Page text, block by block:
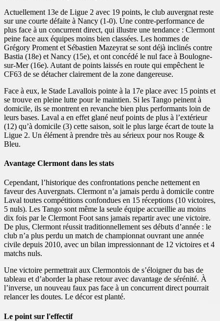
Actuellement 13e de Ligue 2 avec 19 points, le club auvergnat reste
sur une courte défaite à Nancy (1-0). Une contre-performance de
plus face à un concurrent direct, qui illustre une tendance : Clermont
peine face aux équipes moins bien classées. Les hommes de
Grégory Proment et Sébastien Mazeyrat se sont déjà inclinés contre
Bastia (18e) et Nancy (15e), et ont concédé le nul face à Boulogne-
sur-Mer (16e). Autant de points laissés en route qui empêchent le
CF63 de se détacher clairement de la zone dangereuse.
Face à eux, le Stade Lavallois pointe à la 17e place avec 15 points et
se trouve en pleine lutte pour le maintien. Si les Tango peinent à
domicile, ils se montrent en revanche bien plus performants loin de
leurs bases. Laval a en effet glané neuf points de plus à l’extérieur
(12) qu’à domicile (3) cette saison, soit le plus large écart de toute la
Ligue 2. Un élément à prendre très au sérieux pour nos Rouge &
Bleu.
Avantage Clermont dans les stats
Cependant, l’historique des confrontations penche nettement en
faveur des Auvergnats. Clermont n’a jamais perdu à domicile contre
Laval toutes compétitions confondues en 15 réceptions (10 victoires,
5 nuls). Les Tango sont même la seule équipe accueillie au moins
dix fois par le Clermont Foot sans jamais repartir avec une victoire.
De plus, Clermont réussit traditionnellement ses débuts d’année : le
club n’a plus perdu un match de championnat ouvrant une année
civile depuis 2010, avec un bilan impressionnant de 12 victoires et 4
matchs nuls.
Une victoire permettrait aux Clermontois de s’éloigner du bas de
tableau et d’aborder la phase retour avec davantage de sérénité. À
l’inverse, un nouveau faux pas face à un concurrent direct pourrait
relancer les doutes. Le décor est planté.
Le point sur l'effectif